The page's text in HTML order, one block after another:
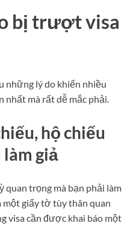
bị trượt visa
những lý do khiến nhiều
mà rất dễ mắc phải.
hộ chiếu
làm giả
quan trọng mà bạn phải làm
một giấy tờ tùy thân quan
visa cần được khai báo một